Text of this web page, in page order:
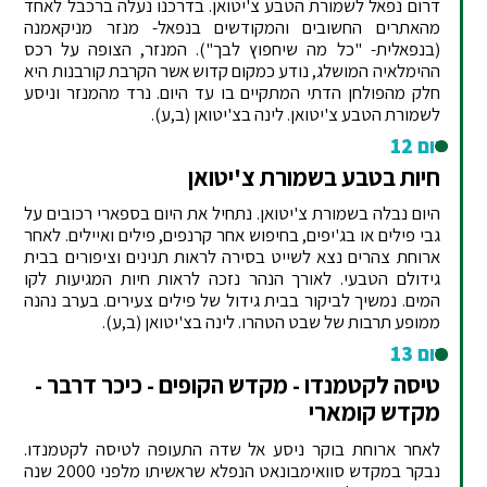
דרום נפאל לשמורת הטבע צ'יטואן. בדרכנו נעלה ברכבל לאחד
מהאתרים החשובים והמקודשים בנפאל- מנזר מניקאמנה
(בנפאלית- "כל מה שיחפוץ לבך"). המנזר, הצופה על רכס
ההימלאיה המושלג, נודע כמקום קדוש אשר הקרבת קורבנות היא
חלק מהפולחן הדתי המתקיים בו עד היום. נרד מהמנזר וניסע
לשמורת הטבע צ'יטואן. לינה בצ'יטואן (ב,ע).
יום 12
חיות בטבע בשמורת צ'יטואן
היום נבלה בשמורת צ'יטואן. נתחיל את היום בספארי רכובים על
גבי פילים או בג'יפים, בחיפוש אחר קרנפים, פילים ואיילים. לאחר
ארוחת צהרים נצא לשייט בסירה לראות תנינים וציפורים בבית
גידולם הטבעי. לאורך הנהר נזכה לראות חיות המגיעות לקו
המים. נמשיך לביקור בבית גידול של פילים צעירים. בערב נהנה
ממופע תרבות של שבט הטהרו. לינה בצ'יטואן (ב,ע).
יום 13
טיסה לקטמנדו - מקדש הקופים - כיכר דרבר -
מקדש קומארי
לאחר ארוחת בוקר ניסע אל שדה התעופה לטיסה לקטמנדו.
נבקר במקדש סוואימבונאט הנפלא שראשיתו מלפני 2000 שנה